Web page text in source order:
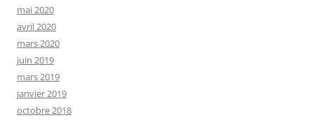
mai 2020
avril 2020
mars 2020
juin 2019
mars 2019
janvier 2019
octobre 2018